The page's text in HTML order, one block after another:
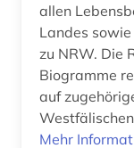
allen
Landes
zu NRW. Die Recherche führt auf übersichtliche
Biogramme
auf
Mehr